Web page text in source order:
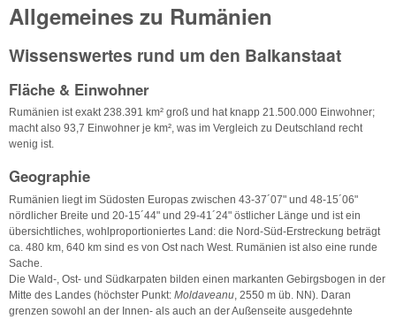
Allgemeines zu Rumänien
Wissenswertes rund um den Balkanstaat
Fläche & Einwohner
Rumänien ist exakt 238.391 km² groß und hat knapp 21.500.000 Einwohner;
macht also 93,7 Einwohner je km², was im Vergleich zu Deutschland recht
wenig ist.
Geographie
Rumänien liegt im Südosten Europas zwischen 43-37´07" und 48-15´06"
nördlicher Breite und 20-15´44" und 29-41´24" östlicher Länge und ist ein
übersichtliches, wohlproportioniertes Land: die Nord-Süd-Erstreckung beträgt
ca. 480 km, 640 km sind es von Ost nach West. Rumänien ist also eine runde
Sache.
Die Wald-, Ost- und Südkarpaten bilden einen markanten Gebirgsbogen in der
Mitte des Landes (höchster Punkt: Moldaveanu, 2550 m üb. NN). Daran
grenzen sowohl an der Innen- als auch an der Außenseite ausgedehnte